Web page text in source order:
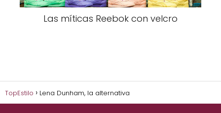
Las míticas Reebok con velcro
TopEstilo Lena Dunham, la alternativa